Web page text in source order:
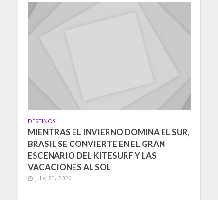
DESTINOS
MIENTRAS EL INVIERNO DOMINA EL SUR,
BRASIL SE CONVIERTE EN EL GRAN
ESCENARIO DEL KITESURF Y LAS
VACACIONES AL SOL
julio 23, 2026